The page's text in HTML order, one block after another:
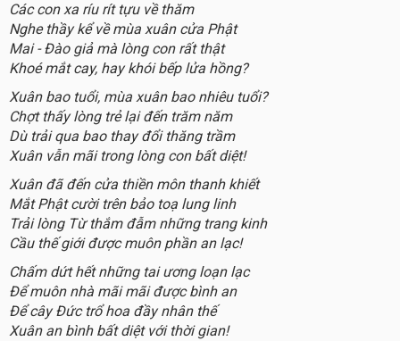
Các con xa ríu rít tựu về thăm
Nghe thầy kể về mùa xuân cửa Phật
Mai - Đào giả mà lòng con rất thật
Khoé mắt cay, hay khói bếp lửa hồng?
Xuân bao tuổi, mùa xuân bao nhiêu tuổi?
Chợt thấy lòng trẻ lại đến trăm năm
Dù trải qua bao thay đổi thăng trầm
Xuân vẫn mãi trong lòng con bất diệt!
Xuân đã đến cửa thiền môn thanh khiết
Mắt Phật cười trên bảo toạ lung linh
Trải lòng Từ thắm đẫm những trang kinh
Cầu thế giới được muôn phần an lạc!
Chấm dứt hết những tai ương loạn lạc
Để muôn nhà mãi mãi được bình an
Để cây Đức trổ hoa đầy nhân thế
Xuân an bình bất diệt với thời gian!